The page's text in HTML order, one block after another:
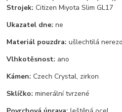
Strojek: Citizen Miyota Slim GL17
Ukazatel dne: ne
Materiál pouzdra: ušlechtilá
Vlhkotěsnost: ano
Kámen: Czech Crystal, zirkon
Sklíčko: minerální tvrzené